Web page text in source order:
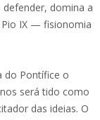
domina a
Pio IX — fisionomia
do Pontífice o
será tido como
das ideias. O